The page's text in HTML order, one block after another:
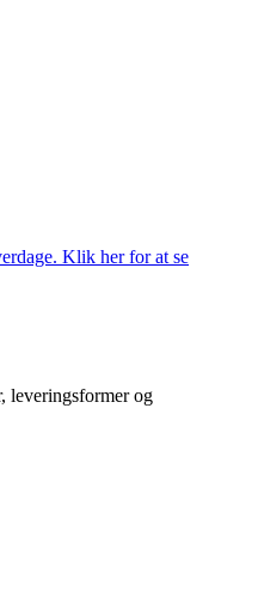
Klik her for at se
leveringsformer og